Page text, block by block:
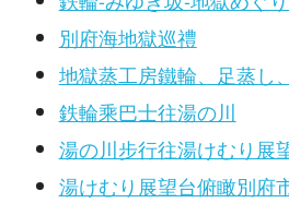
別府海地獄巡禮
地獄蒸工房鐵輪、足蒸し
鉄輪乘巴士往湯の川
湯の川步行往湯けむり展
湯けむり展望台俯瞰別府